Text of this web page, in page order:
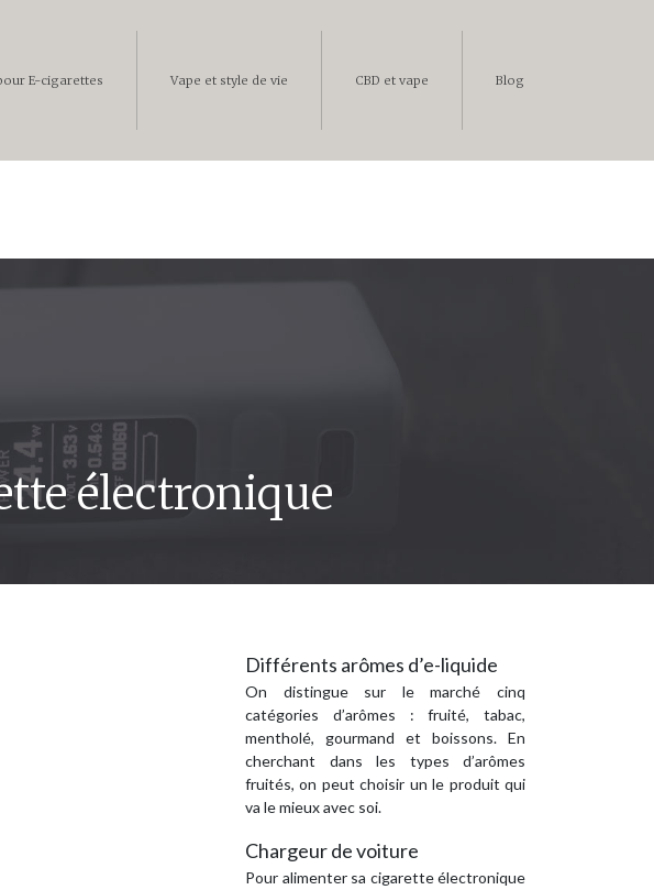
E-cigarettes Vape et style de vie CBD et vape Blog
électronique
Différents arômes d’e-liquide
On distingue sur le marché cinq
catégories d’arômes : fruité, tabac,
mentholé, gourmand et boissons. En
cherchant dans les types d’arômes
fruités, on peut choisir un le produit qui
va le mieux avec soi.
Chargeur de voiture
Pour alimenter sa cigarette électronique